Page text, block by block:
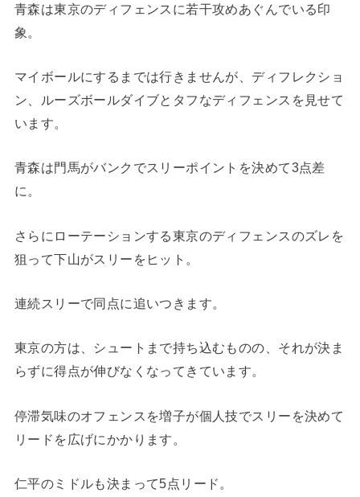
青森は東京のディフェンスに若干攻めあぐんでいる印
象。
マイボールにするまでは行きませんが、ディフレクショ
ン、ルーズボールダイブとタフなディフェンスを見せて
います。
青森は門馬がバンクでスリーポイントを決めて3点差
に。
さらにローテーションする東京のディフェンスのズレを
狙って下山がスリーをヒット。
連続スリーで同点に追いつきます。
東京の方は、シュートまで持ち込むものの、それが決ま
らずに得点が伸びなくなってきています。
停滞気味のオフェンスを増子が個人技でスリーを決めて
リードを広げにかかります。
仁平のミドルも決まって5点リード。